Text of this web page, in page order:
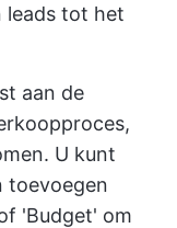
leads tot het
aan de
U kunt
toevoegen
'Budget' om